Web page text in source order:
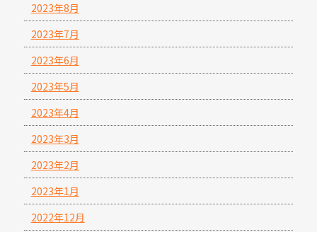
2023年8月
2023年7月
2023年6月
2023年5月
2023年4月
2023年3月
2023年2月
2023年1月
2022年12月